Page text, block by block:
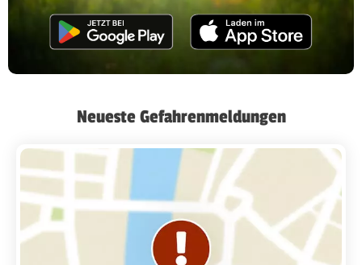
Neueste Gefahrenmeldungen